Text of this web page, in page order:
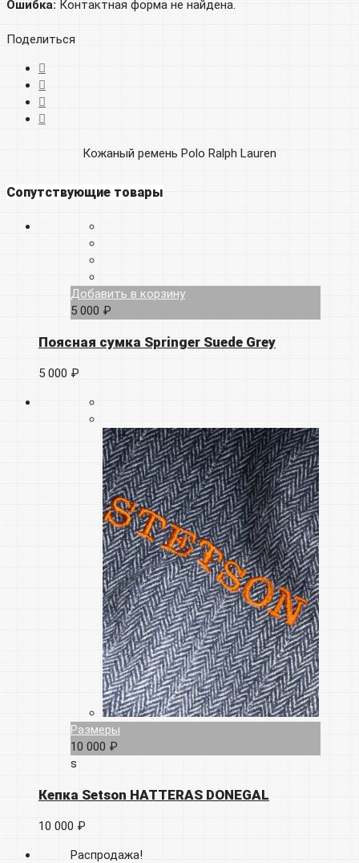
Ошибка: Контактная форма не найдена.
Поделиться
Кожаный ремень Polo Ralph Lauren
Сопутствующие товары
Добавить в корзину
5 000 ₽
Поясная сумка Springer Suede Grey
5 000 ₽
Размеры
10 000 ₽
s
Кепка Setson HATTERAS DONEGAL
10 000 ₽
Распродажа!